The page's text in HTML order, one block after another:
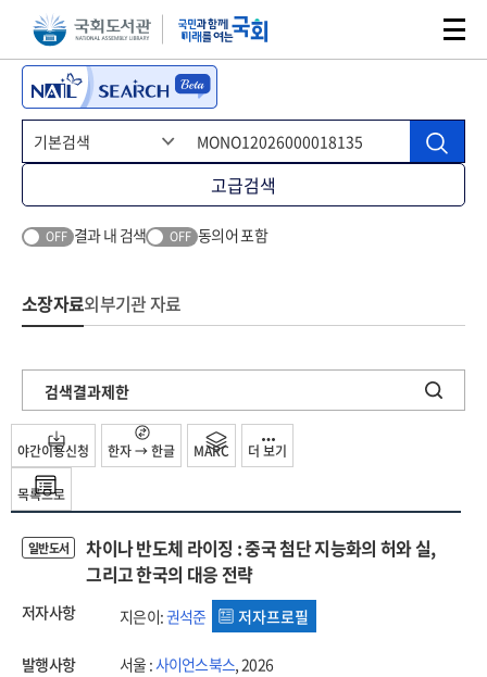
본문 바로가기주메뉴 바로가기
고급검색
OFF 결과 내 검색 OFF 동의어 포함
소장자료외부기관 자료
검색결과제한
목록으로
야간이용신청 한자 → 한글 MARC 더 보기
일반도서
차이나 반도체 라이징 : 중국 첨단 지능화의 허와 실,
그리고 한국의 대응 전략
저자사항 지은이:권석준 저자프로필
발행사항 서울 :사이언스북스, 2026